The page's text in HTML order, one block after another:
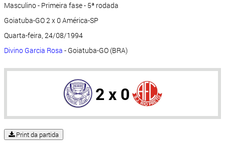
Masculino - Primeira fase - 5ª rodada
Goiatuba-GO 2 x 0 América-SP
Quarta-feira, 24/08/1994
Divino Garcia Rosa - Goiatuba-GO (BRA)
2 x 0
Print da partida